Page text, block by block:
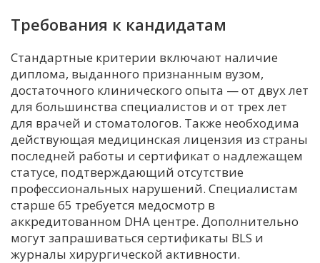
Требования к кандидатам
Стандартные критерии включают наличие
диплома, выданного признанным вузом,
достаточного клинического опыта — от двух лет
для большинства специалистов и от трех лет
для врачей и стоматологов. Также необходима
действующая медицинская лицензия из страны
последней работы и сертификат о надлежащем
статусе, подтверждающий отсутствие
профессиональных нарушений. Специалистам
старше 65 требуется медосмотр в
аккредитованном DHA центре. Дополнительно
могут запрашиваться сертификаты BLS и
журналы хирургической активности.